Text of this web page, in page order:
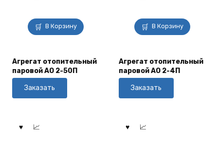
В Корзину
Агрегат отопительный
паровой АО 2-50П
Заказать
В Корзину
Агрегат отопительный
паровой АО 2-4П
Заказать